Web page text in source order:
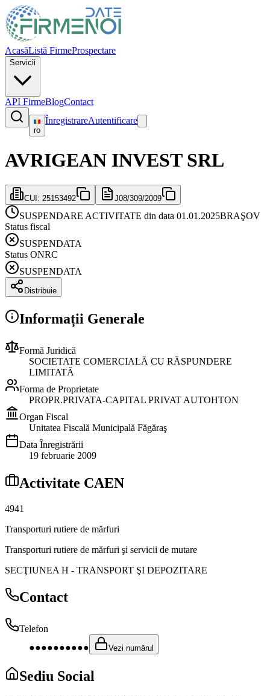
AcasăListă FirmeProspectare
Servicii
API FirmeBlogContact
ro
ÎnregistrareAutentificare
AVRIGEAN INVEST SRL
CUI: 25153492 J08/309/2009
SUSPENDARE ACTIVITATE din data 01.01.2025BRAŞOV
Status fiscal
SUSPENDATA
Status ONRC
SUSPENDATA
Distribuie
Informații Generale
Formă Juridică
SOCIETATE COMERCIALĂ CU RĂSPUNDERE
LIMITATĂ
Forma de Proprietate
PROPR.PRIVATA-CAPITAL PRIVAT AUTOHTON
Organ Fiscal
Unitatea Fiscală Municipală Făgăraş
Data Înregistrării
19 februarie 2009
Activitate CAEN
4941
Transporturi rutiere de mărfuri
Transporturi rutiere de mărfuri şi servicii de mutare
SECŢIUNEA H - TRANSPORT ŞI DEPOZITARE
Contact
Telefon
●●●●●●●●●●
Vezi numărul
Sediu Social